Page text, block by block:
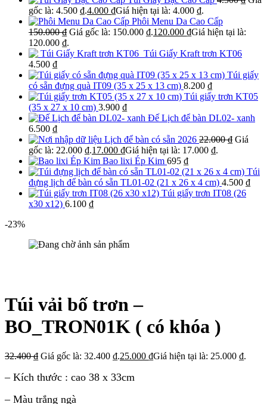
gốc là: 4.500 ₫.4.000 ₫Giá hiện tại là: 4.000 ₫.
Phôi Menu Da Cao Cấp
150.000₫ Giá gốc là: 150.000 ₫.120.000 ₫Giá hiện tại là:
120.000 ₫.
Túi Giấy Kraft trơn KT06
4.500 ₫
Túi giấy
có sẵn đựng quà IT09 (35 x 25 x 13 cm) 8.200 ₫
Túi giấy trơn KT05
(35 x 27 x 10 cm) 3.900 ₫
Đế Lịch để bàn DL02- xanh
6.500 ₫
Lịch để bàn có sẵn 2026 22.000₫ Giá
gốc là: 22.000 ₫.17.000 ₫Giá hiện tại là: 17.000 ₫.
Bao lixi Ép Kim 695 ₫
Túi
đựng lịch để bàn có sẵn TL01-02 (21 x 26 x 4 cm) 4.500 ₫
Túi giấy trơn IT08 (26
x30 x12) 6.100 ₫
-23%
Túi vải bố trơn –
BO_TRON01K ( có khóa )
32.400₫ Giá gốc là: 32.400 ₫.25.000 ₫Giá hiện tại là: 25.000 ₫.
– Kích thước : cao 38 x 33cm
– Màu trắng ngà